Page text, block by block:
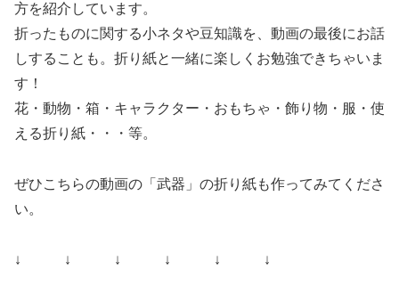
方を紹介しています。
折ったものに関する小ネタや豆知識を、動画の最後にお話
しすることも。折り紙と一緒に楽しくお勉強できちゃいま
す！
花・動物・箱・キャラクター・おもちゃ・飾り物・服・使
える折り紙・・・等。
ぜひこちらの動画の「武器」の折り紙も作ってみてくださ
い。
↓ ↓ ↓ ↓ ↓ ↓